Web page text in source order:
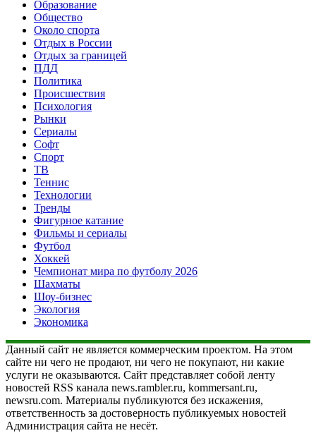
Образование
Общество
Около спорта
Отдых в России
Отдых за границей
ПДД
Политика
Происшествия
Психология
Рынки
Сериалы
Софт
Спорт
ТВ
Теннис
Технологии
Тренды
Фигурное катание
Фильмы и сериалы
Футбол
Хоккей
Чемпионат мира по футболу 2026
Шахматы
Шоу-бизнес
Экология
Экономика
Данный сайт не является коммерческим проектом. На этом
сайте ни чего не продают, ни чего не покупают, ни какие
услуги не оказываются. Сайт представляет собой ленту
новостей RSS канала news.rambler.ru, kommersant.ru,
newsru.com. Материалы публикуются без искажения,
ответственность за достоверность публикуемых новостей
Администрация сайта не несёт.